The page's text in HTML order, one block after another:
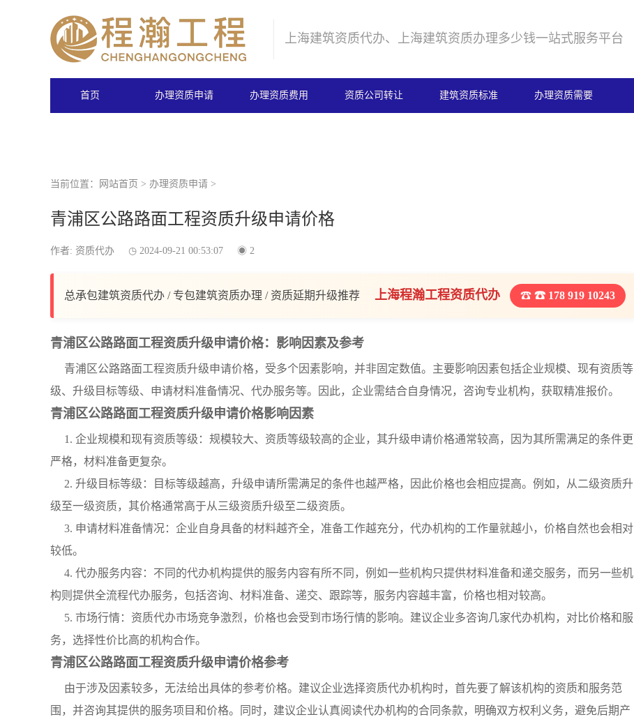
上海建筑资质代办、上海建筑资质办理多少钱一站式服务平台
首页 办理资质申请 办理资质费用 资质公司转让 建筑资质标准 办理资质需要
当前位置： 网站首页 > 办理资质申请 >
青浦区公路路面工程资质升级申请价格
作者: 资质代办 2024-09-21 00:53:07 2
总承包建筑资质代办 / 专包建筑资质办理 / 资质延期升级推荐 上海程瀚工程资质代办 ☎ 178 919 10243
青浦区公路路面工程资质升级申请价格：影响因素及参考
青浦区公路路面工程资质升级申请价格，受多个因素影响，并非固定数值。主要影响因素包括企业规模、现有资质等
级、升级目标等级、申请材料准备情况、代办服务等。因此，企业需结合自身情况，咨询专业机构，获取精准报价。
青浦区公路路面工程资质升级申请价格影响因素
1. 企业规模和现有资质等级：规模较大、资质等级较高的企业，其升级申请价格通常较高，因为其所需满足的条件更
严格，材料准备更复杂。
2. 升级目标等级：目标等级越高，升级申请所需满足的条件也越严格，因此价格也会相应提高。例如，从二级资质升
级至一级资质，其价格通常高于从三级资质升级至二级资质。
3. 申请材料准备情况：企业自身具备的材料越齐全，准备工作越充分，代办机构的工作量就越小，价格自然也会相对
较低。
4. 代办服务内容：不同的代办机构提供的服务内容有所不同，例如一些机构只提供材料准备和递交服务，而另一些机
构则提供全流程代办服务，包括咨询、材料准备、递交、跟踪等，服务内容越丰富，价格也相对较高。
5. 市场行情：资质代办市场竞争激烈，价格也会受到市场行情的影响。建议企业多咨询几家代办机构，对比价格和服
务，选择性价比高的机构合作。
青浦区公路路面工程资质升级申请价格参考
由于涉及因素较多，无法给出具体的参考价格。建议企业选择资质代办机构时，首先要了解该机构的资质和服务范
围，并咨询其提供的服务项目和价格。同时，建议企业认真阅读代办机构的合同条款，明确双方权利义务，避免后期产